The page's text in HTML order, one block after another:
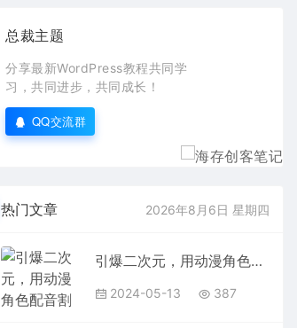
总裁主题
分享最新WordPress教程共同学
习，共同进步，共同成长！
QQ交流群
热门文章 2026年8月6日 星期四
引爆二次元，用动漫角色配音割草宅男圈，只需一个剪映，轻松一天引流10…
2024-05-13 387